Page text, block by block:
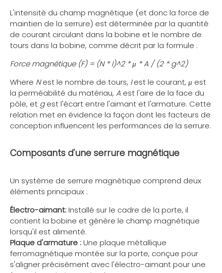
L'intensité du champ magnétique (et donc la force de
maintien de la serrure) est déterminée par la quantité
de courant circulant dans la bobine et le nombre de
tours dans la bobine, comme décrit par la formule :
Force magnétique (F) = (N * I)^2 * μ * A / (2 * g^2)
Where Nest le nombre de tours, Iest le courant, μ est
la perméabilité du matériau, A est l'aire de la face du
pôle, et gest l'écart entre l'aimant et l'armature. Cette
relation met en évidence la façon dont les facteurs de
conception influencent les performances de la serrure.
Composants d'une serrure magnétique
Un système de serrure magnétique comprend deux
éléments principaux :
Électro-aimant:Installé sur le cadre de la porte, il
contient la bobine et génère le champ magnétique
lorsqu'il est alimenté.
Plaque d'armature :Une plaque métallique
ferromagnétique montée sur la porte, conçue pour
s'aligner précisément avec l'électro-aimant pour une